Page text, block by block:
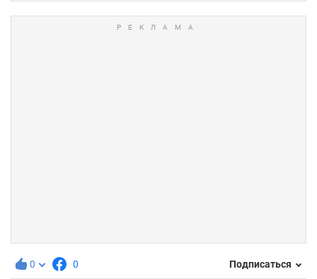
0 0 Подписаться